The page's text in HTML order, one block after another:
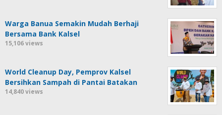
Warga Banua Semakin Mudah Berhaji
Bersama Bank Kalsel
15,106 views
World Cleanup Day, Pemprov Kalsel
Bersihkan Sampah di Pantai Batakan
14,840 views